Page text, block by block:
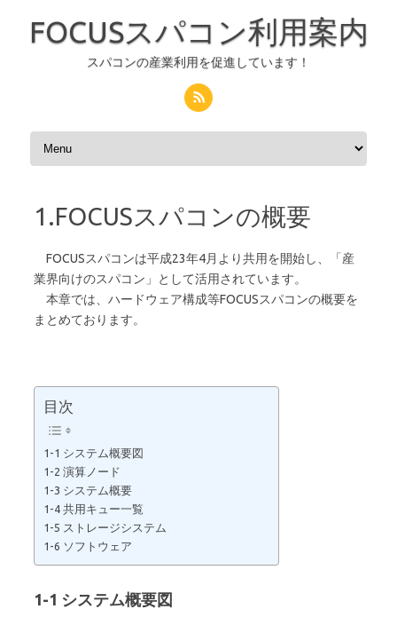
FOCUSスパコン利用案内
スパコンの産業利用を促進しています！
コンテンツへスキップ
1.FOCUSスパコンの概要
FOCUSスパコンは平成23年4月より共用を開始し、「産
業界向けのスパコン」として活用されています。
本章では、ハードウェア構成等FOCUSスパコンの概要を
まとめております。
目次
1-1 システム概要図
1-2 演算ノード
1-3 システム概要
1-4 共用キュー一覧
1-5 ストレージシステム
1-6 ソフトウェア
1-1 システム概要図